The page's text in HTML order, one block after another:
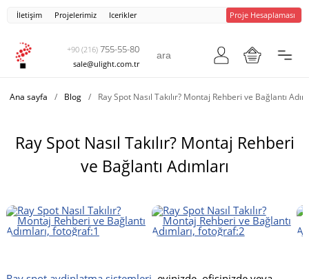
İletişim Projelerimiz Icerikler Proje Hesaplaması
+90 (216) 755-55-80
sale@ulight.com.tr
Ana sayfa / Blog / Ray Spot Nasıl Takılır? Montaj Rehberi ve Bağlantı
Ray Spot Nasıl Takılır? Montaj Rehberi
ve Bağlantı Adımları